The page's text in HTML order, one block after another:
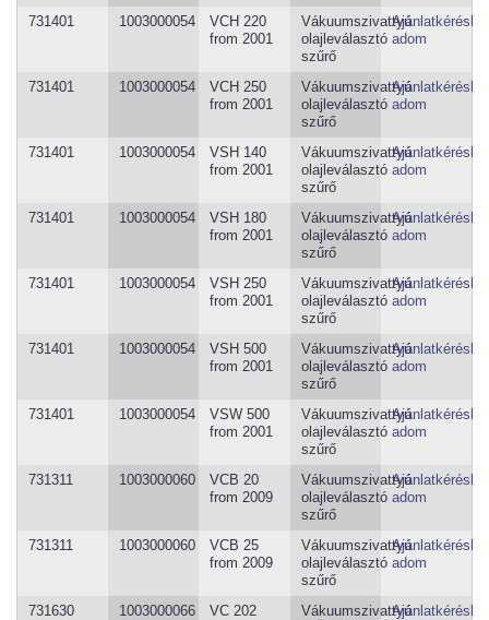
731401 1003000054
VCH 220
from 2001
Vákuumszivattyú
olajleválasztó
szűrő
adom
731401 1003000054
VCH 250
from 2001
Vákuumszivattyú
olajleválasztó
szűrő
adom
731401 1003000054
VSH 140
from 2001
Vákuumszivattyú
olajleválasztó
szűrő
adom
731401 1003000054
VSH 180
from 2001
Vákuumszivattyú
olajleválasztó
szűrő
adom
731401 1003000054
VSH 250
from 2001
Vákuumszivattyú
olajleválasztó
szűrő
adom
731401 1003000054
VSH 500
from 2001
Vákuumszivattyú
olajleválasztó
szűrő
adom
731401 1003000054
VSW 500
from 2001
Vákuumszivattyú
olajleválasztó
szűrő
adom
731311 1003000060
VCB 20
from 2009
Vákuumszivattyú
olajleválasztó
szűrő
adom
731311 1003000060
VCB 25
from 2009
Vákuumszivattyú
olajleválasztó
szűrő
adom
731630 1003000066 VC 202
Vákuumszivattyú